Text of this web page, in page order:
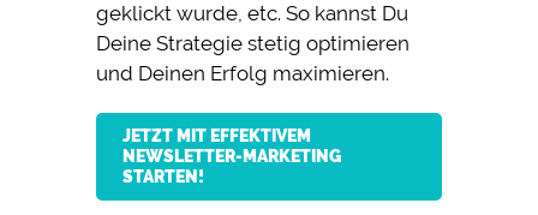
geklickt wurde, etc. So kannst Du
Deine Strategie stetig optimieren
und Deinen Erfolg maximieren.
JETZT MIT EFFEKTIVEM
NEWSLETTER-MARKETING
STARTEN!